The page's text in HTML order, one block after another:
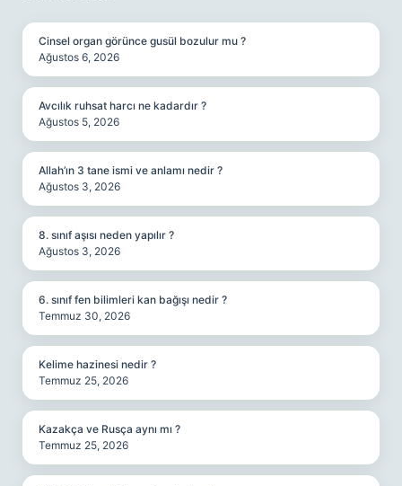
Cinsel organ görünce gusül bozulur mu ?
Ağustos 6, 2026
Avcılık ruhsat harcı ne kadardır ?
Ağustos 5, 2026
Allah’ın 3 tane ismi ve anlamı nedir ?
Ağustos 3, 2026
8. sınıf aşısı neden yapılır ?
Ağustos 3, 2026
6. sınıf fen bilimleri kan bağışı nedir ?
Temmuz 30, 2026
Kelime hazinesi nedir ?
Temmuz 25, 2026
Kazakça ve Rusça aynı mı ?
Temmuz 25, 2026